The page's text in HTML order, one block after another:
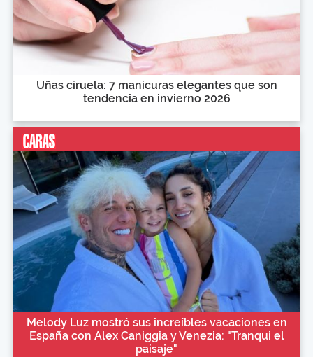
Uñas ciruela: 7 manicuras elegantes que son
tendencia en invierno 2026
Melody Luz mostró sus increíbles vacaciones en
España con Alex Caniggia y Venezia: "Tranqui el
paisaje"